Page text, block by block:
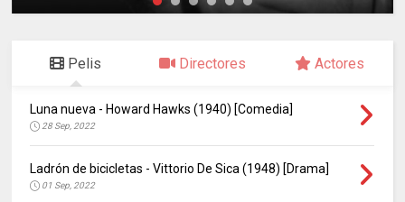
Pelis Directores Actores
Luna nueva - Howard Hawks (1940) [Comedia]
28 Sep, 2022
Ladrón de bicicletas - Vittorio De Sica (1948) [Drama]
01 Sep, 2022